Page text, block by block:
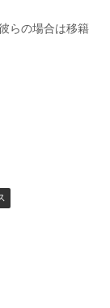
らの場合は移籍